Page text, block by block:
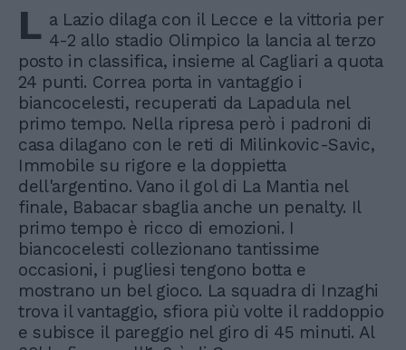
L a Lazio dilaga con il Lecce e la vittoria per
4-2 allo stadio Olimpico la lancia al terzo
posto in classifica, insieme al Cagliari a quota
24 punti. Correa porta in vantaggio i
biancocelesti, recuperati da Lapadula nel
primo tempo. Nella ripresa però i padroni di
casa dilagano con le reti di Milinkovic-Savic,
Immobile su rigore e la doppietta
dell'argentino. Vano il gol di La Mantia nel
finale, Babacar sbaglia anche un penalty. Il
primo tempo è ricco di emozioni. I
biancocelesti collezionano tantissime
occasioni, i pugliesi tengono botta e
mostrano un bel gioco. La squadra di Inzaghi
trova il vantaggio, sfiora più volte il raddoppio
e subisce il pareggio nel giro di 45 minuti. Al